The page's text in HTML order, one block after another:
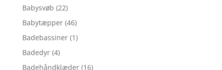
Babysvøb (22)
Babytæpper (46)
Badebassiner (1)
Badedyr (4)
Badehåndklæder (16)